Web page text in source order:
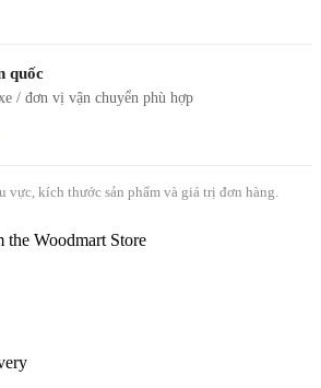
quốc
/ đơn vị vận chuyển phù hợp
kích thước sản phẩm và giá trị đơn hàng.
the Woodmart Store